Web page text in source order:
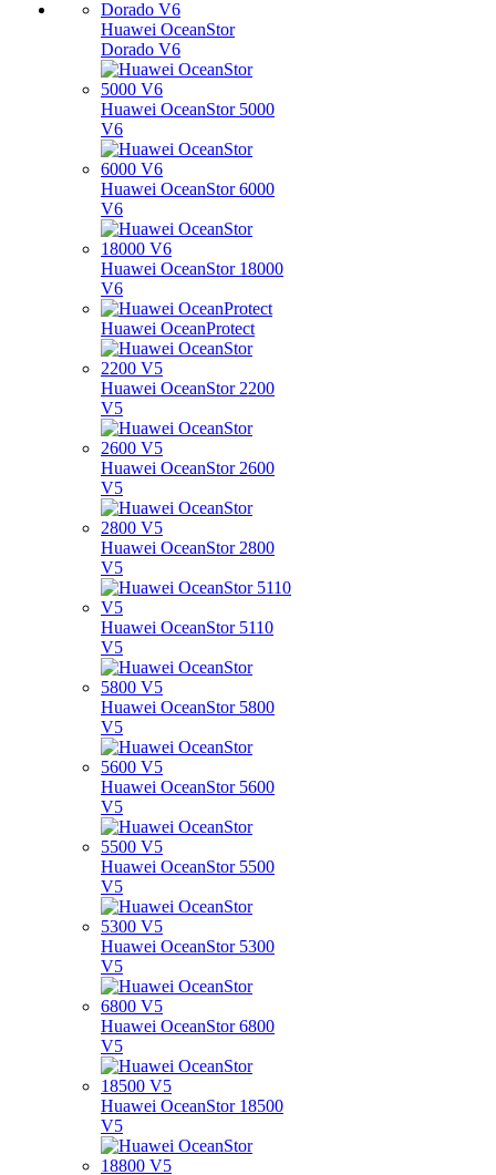
Huawei OceanStor
Dorado V6
Huawei OceanStor 5000
V6
Huawei OceanStor 6000
V6
Huawei OceanStor 18000
V6
Huawei OceanProtect
Huawei OceanStor 2200
V5
Huawei OceanStor 2600
V5
Huawei OceanStor 2800
V5
Huawei OceanStor 5110
V5
Huawei OceanStor 5800
V5
Huawei OceanStor 5600
V5
Huawei OceanStor 5500
V5
Huawei OceanStor 5300
V5
Huawei OceanStor 6800
V5
Huawei OceanStor 18500
V5